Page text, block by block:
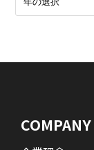
COMPANY